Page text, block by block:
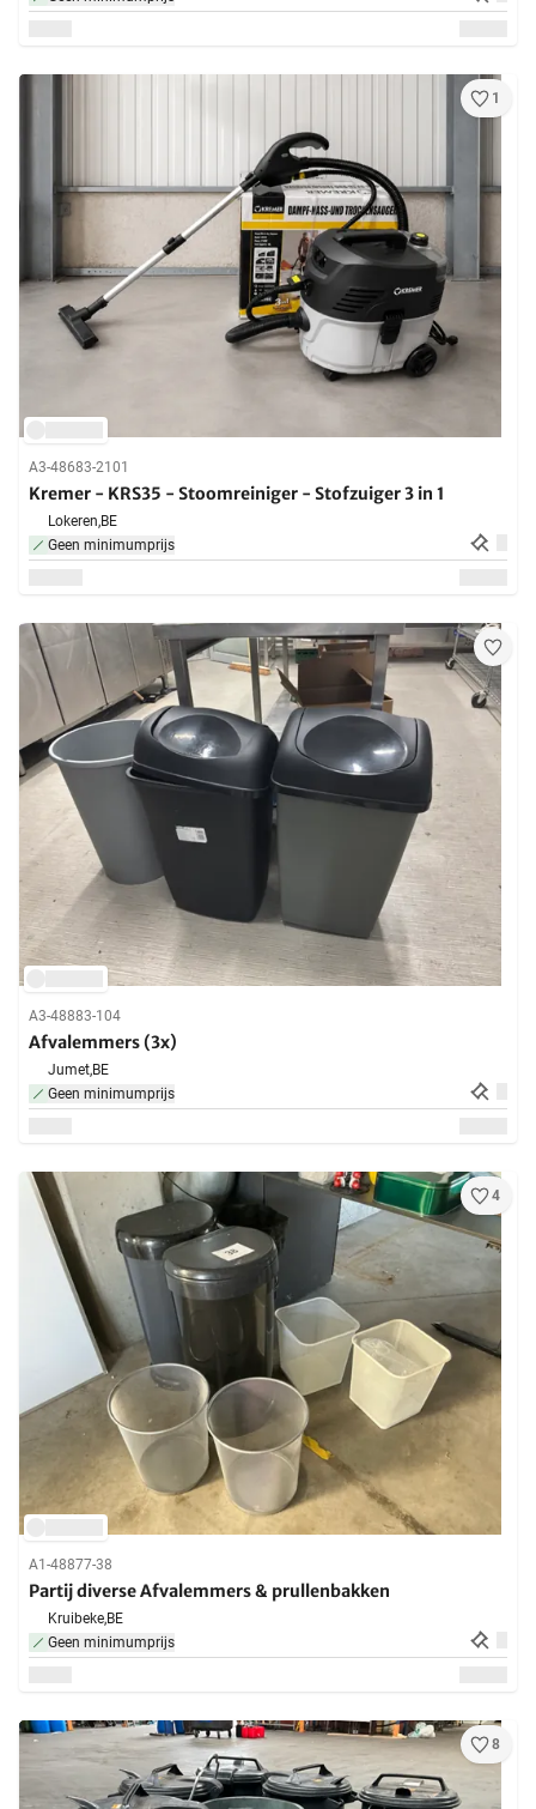
1
A3-48683-2101
Kremer - KRS35 - Stoomreiniger - Stofzuiger 3 in 1
Lokeren,BE
Geen minimumprijs
A3-48883-104
Afvalemmers (3x)
Jumet,BE
Geen minimumprijs
4
A1-48877-38
Partij diverse Afvalemmers & prullenbakken
Kruibeke,BE
Geen minimumprijs
8